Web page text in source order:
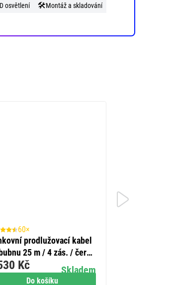
osvětlení 🛠️Montáž a skladování
Do košíku
60×
prodlužovací kabel
25 m / 4 zás. / černý
neopren / 230V / 2,5
Skladem
Kč